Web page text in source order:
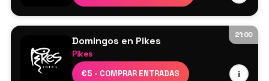
21:00
Domingos en Pikes
Pikes
€5 - COMPRAR ENTRADAS i
Cartel por confirmar